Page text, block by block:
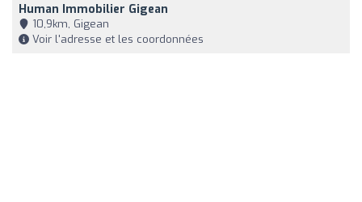
Human Immobilier Gigean
10,9km, Gigean
Voir l'adresse et les coordonnées